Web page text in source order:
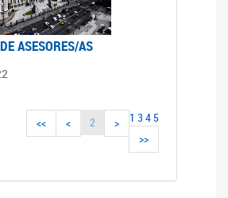
ASESORES/AS
<< < 1
2 3 4 5
>
>>